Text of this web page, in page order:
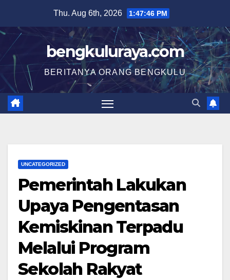
content
Thu. Aug 6th, 2026 1:47:47 PM
bengkuluraya.com
BERITANYA ORANG BENGKULU
UNCATEGORIZED
Pemerintah Lakukan
Upaya Pengentasan
Kemiskinan Terpadu
Melalui Program
Sekolah Rakyat